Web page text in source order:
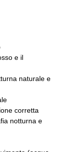
e il
naturale e
corretta
notturna e